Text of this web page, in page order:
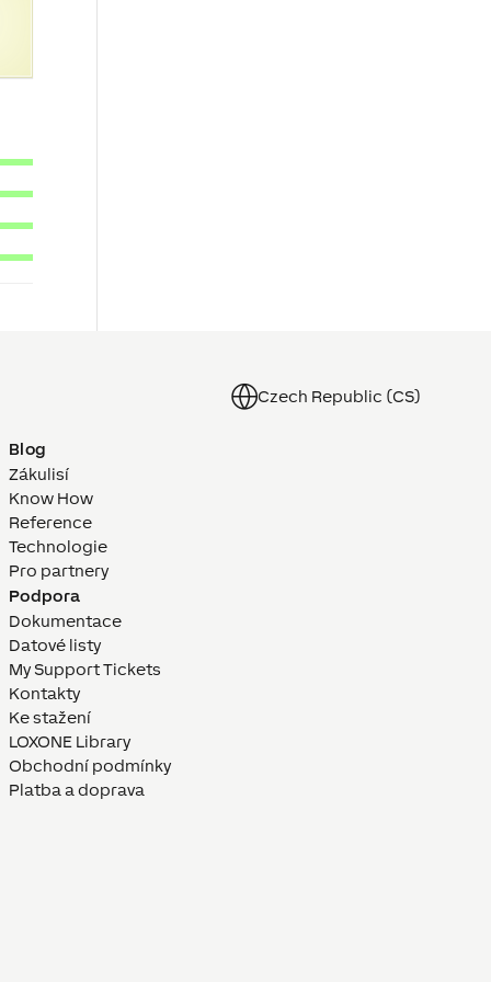
Czech Republic (CS)
Blog
Zákulisí
Know How
Reference
Technologie
Pro partnery
Podpora
Dokumentace
Datové listy
My Support Tickets
Kontakty
Ke stažení
LOXONE Library
Obchodní podmínky
Platba a doprava